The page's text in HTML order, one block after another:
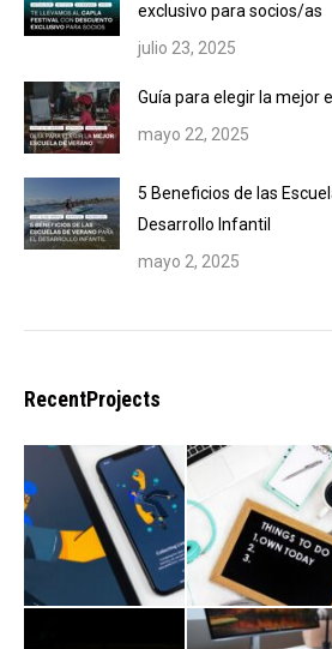
exclusivo para socios/as
julio 23, 2025
Guía para elegir la mejor
mayo 22, 2025
5 Beneficios de las
Desarrollo Infantil
mayo 2, 2025
RecentProjects